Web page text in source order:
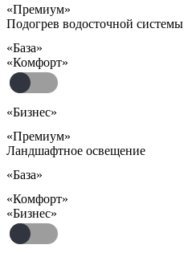
«Премиум»
Подогрев водосточной системы
«База»
«Комфорт»
«Бизнес»
«Премиум»
Ландшафтное освещение
«База»
«Комфорт»
«Бизнес»